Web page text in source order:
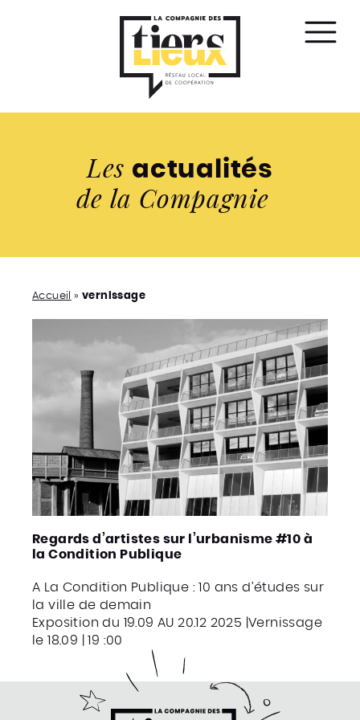
le
Les actualités
de la Compagnie
Accueil »vernissage
Regards d’artistes sur l’urbanisme #10 à
la Condition Publique
A La Condition Publique : 10 ans d’études sur
la ville de demain
Exposition du 19.09 AU 20.12 2025 |Vernissage
le 18.09 | 19 :00